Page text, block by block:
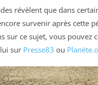
révèlent que dans
survenir après cette
sur ce sujet, vous pouvez
sur Presse83 ou